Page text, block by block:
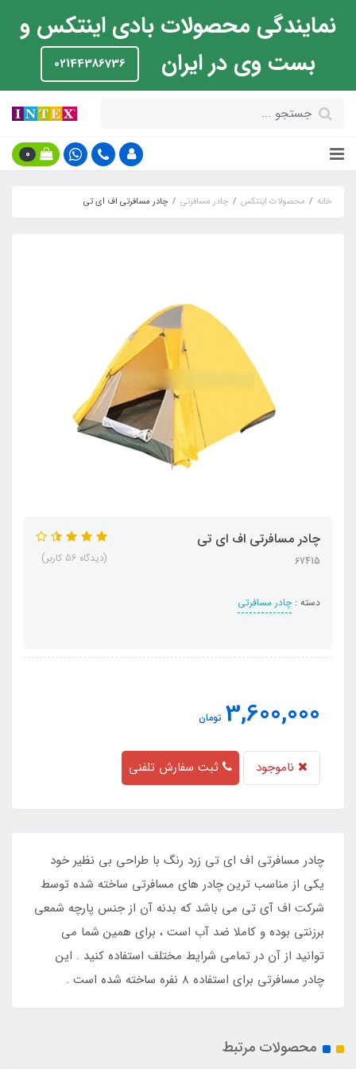
نمایندگی محصولات بادی اینتکس و
بست وی در ایران
02144386736
0
خانه محصولات اینتکس چادر مسافرتی چادر مسافرتی اف ای تی
چادر مسافرتی اف ای تی
67415
دسته : چادر مسافرتی
(دیدگاه 56 کاربر)
3,600,000 تومان
ناموجود ثبت سفارش تلفنی
چادر مسافرتی اف ای تی زرد رنگ با طراحی بی نظیر خود
یکی از مناسب ترین چادر های مسافرتی ساخته شده توسط
شرکت اف آی تی می باشد که بدنه آن از جنس پارچه شمعی
برزنتی بوده و کاملا ضد آب است ، برای همین شما می
توانید از آن در تمامی شرایط مختلف استفاده کنید . این
چادر مسافرتی برای استفاده 8 نفره ساخته شده است .
محصولات مرتبط